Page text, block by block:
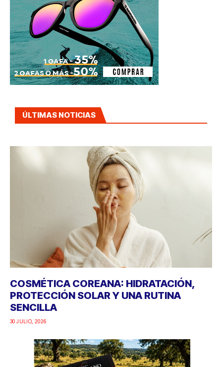
ÚLTIMAS NOTICIAS
COSMÉTICA COREANA: HIDRATACIÓN,
PROTECCIÓN SOLAR Y UNA RUTINA
SENCILLA
30 JULIO, 2026